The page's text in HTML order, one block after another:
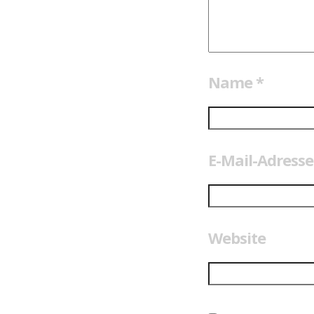
Name *
E-Mail-
Website